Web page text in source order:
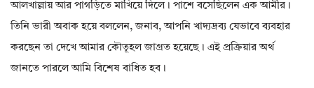
আলখাল্লায় আর পাগড়িতে মাখিয়ে দিলে। পাশে বসেছিলেন এক আমীর।
তিনি ভারী অবাক হয়ে বললেন, জনাব, আপনি খাদ্যদ্রব্য যেভাবে ব্যবহার
করছেন তা দেখে আমার কৌতূহল জাগ্রত হয়েছে। এই প্রক্রিয়ার অর্থ
জানতে পারলে আমি বিশেষ বাধিত হব।